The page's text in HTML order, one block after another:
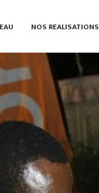
NOS REALISATIONS